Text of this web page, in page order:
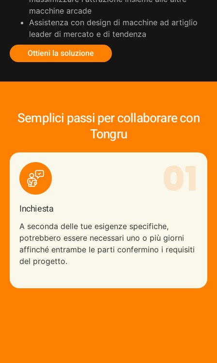
macchine arcade
Assistenza con design di macchine ad artiglio
leader di mercato e di tendenza
Ottieni la soluzione
Semplici passi per collaborare con
Tongru
01
Inchiesta
A seconda delle tue esigenze specifiche,
potrebbero essere necessari uno o più giorni
affinché entrambe le parti confermino i requisiti
del progetto.